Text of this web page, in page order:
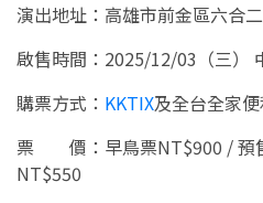
演出地址：高雄市前金區六合
啟售時間：2025/12/03（三）
購票方式： KKTIX及全台全家
票 價：早鳥票NT$900 / 預
NT$550